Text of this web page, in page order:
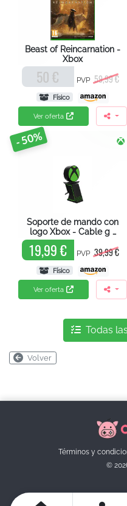
Beast of Reincarnation -
Xbox
50 € PVP 59,99 €
Físico
Ver oferta
- 50%
Soporte de mando con
logo Xbox - Cable g …
19,99 € PVP 39,99 €
Físico
Ver oferta
Todas
Volver
Términos y
©